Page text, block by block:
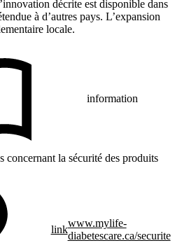
décrite est disponible dans
à d’autres pays. L’expansion
locale.
information
concernant la sécurité des produits
link
www.mylife-
diabetescare.ca/securite